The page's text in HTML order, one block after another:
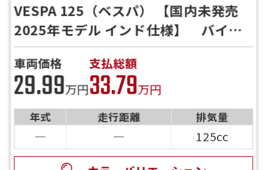
VESPA 125（ベスパ） 【国内未発売
2025年モデル インド仕様】 バイク
館24ヶ月保証付｜全国配送対応｜下取
り歓迎 実車確認・在庫確認受付中
車両価格
29.99万円
支払総額
33.79万円
年式 走行距離 排気量
― ― 125cc